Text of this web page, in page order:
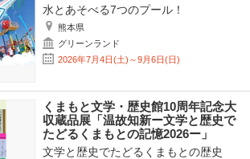
水とあそべる7つのプール！
熊本県
グリーンランド
2026年7月4日(土)～9月6日(日)
くまもと文学・歴史館10周年記念大
収蔵品展「温故知新ー文学と歴史で
たどるくまもとの記憶2026ー」
文学と歴史でたどるくまもとの歴史